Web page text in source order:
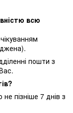
всю
пошти з
пізніше 7 днів з